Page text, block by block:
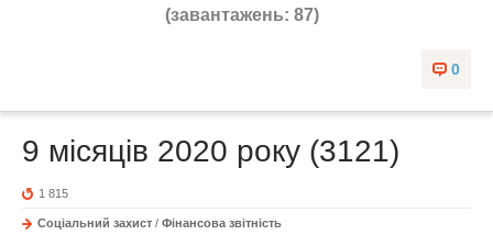
(завантажень: 87)
0
9 місяців 2020 року (3121)
1 815
Соціальний захист / Фінансова звітність